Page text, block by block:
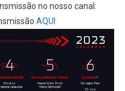
no nosso canal:
AQUI